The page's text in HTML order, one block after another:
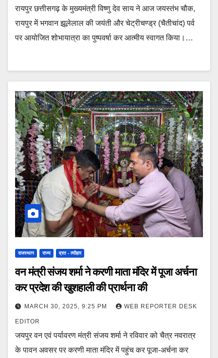
रायपुर छत्तीसगढ़ के मुख्यमंत्री विष्णु देव साय ने आज जयस्तंभ चौक,
रायपुर में भगवान झूलेलाल की जयंती और चेट्रीचण्ड्र (चैतीचांद) पर्व
पर आयोजित शोभायात्रा का पुष्पवर्षा कर आत्मीय स्वागत किया।…
राजस्थान राज्य व्रत - त्यौहार
वन मंत्री संजय शर्मा ने करणी माता मंदिर में पूजा अर्चना
कर प्रदेश की खुशहाली की प्रार्थना की
MARCH 30, 2025, 9:25 PM WEB REPORTER DESK
EDITOR
जयपुर वन एवं पर्यावरण मंत्री संजय शर्मा ने रविवार को चैत्र नवरात्र
के पावन अवसर पर करणी माता मंदिर में पहुंच कर पूजा-अर्चना कर